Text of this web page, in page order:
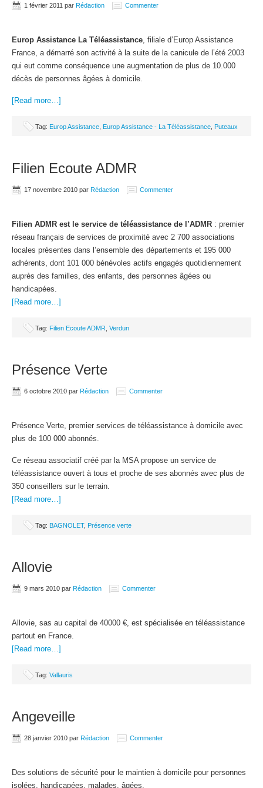
1 février 2011 par Rédaction Commenter
Europ Assistance La Téléassistance , filiale d’Europ Assistance
France, a démarré son activité à la suite de la canicule de l’été 2003
qui eut comme conséquence une augmentation de plus de 10.000
décès de personnes âgées à domicile.
[Read more…]
Tag: Europ Assistance Europ Assistance - La Téléassistance Puteaux
Filien Ecoute ADMR
17 novembre 2010 par Rédaction Commenter
Filien ADMR est le service de téléassistance de l’ADMR : premier
réseau français de services de proximité avec 2 700 associations
locales présentes dans l’ensemble des départements et 195 000
adhérents, dont 101 000 bénévoles actifs engagés quotidiennement
auprès des familles, des enfants, des personnes âgées ou
handicapées.
[Read more…]
Tag: Filien Ecoute ADMR Verdun
Présence Verte
6 octobre 2010 par Rédaction Commenter
Présence Verte, premier services de téléassistance à domicile avec
plus de 100 000 abonnés.
Ce réseau associatif créé par la MSA propose un service de
téléassistance ouvert à tous et proche de ses abonnés avec plus de
350 conseillers sur le terrain.
[Read more…]
Tag: BAGNOLET, Présence verte
Allovie
9 mars 2010 par Rédaction Commenter
Allovie, sas au capital de 40000 €, est spécialisée en téléassistance
partout en France.
[Read more…]
Tag: Vallauris
Angeveille
28 janvier 2010 par Rédaction Commenter
Des solutions de sécurité pour le maintien à domicile pour personnes
isolées, handicapées, malades, âgées.